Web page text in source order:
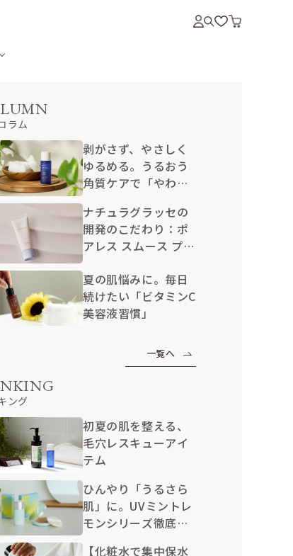
ラム
剥がさず、やさしく
ゆるめる。うるおう
角質ケアで「やわら
ナチュラグラッセの
開発のこだわり：ポ
アレス スムース プラ
夏の肌悩みに。毎日
続けたい「ビタミンC
美容液習慣」
一覧へ
ング
初夏の肌を整える、
毛穴レスキューアイ
テム
ひんやり「うるさら
肌」に。UVミントレ
モンシリーズ徹底解
【化粧水で集中保水